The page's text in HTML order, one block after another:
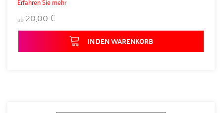
ab20,00 €
IN DEN WARENKORB